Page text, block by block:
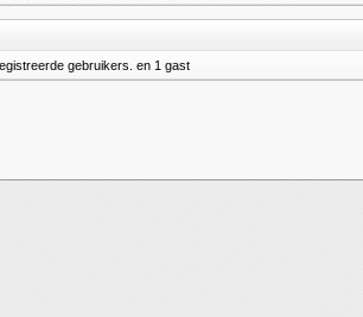
gebruikers. en 1 gast